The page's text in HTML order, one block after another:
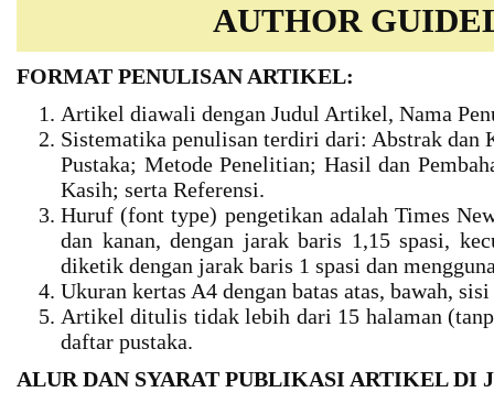
AUTHOR
FORMAT PENULISAN ARTIKEL:
Artikel diawali dengan Judul Artikel, Nama
Sistematika penulisan terdiri dari: Abstrak dan
Pustaka; Metode Penelitian; Hasil dan
Kasih; serta Referensi.
Huruf (font type) pengetikan adalah Times
dan kanan, dengan jarak baris 1,15 spasi,
diketik dengan jarak baris 1 spasi dan
Ukuran kertas A4 dengan batas atas, bawah,
Artikel ditulis tidak lebih dari 15 halaman
daftar pustaka.
ALUR DAN SYARAT PUBLIKASI ARTIKEL DI